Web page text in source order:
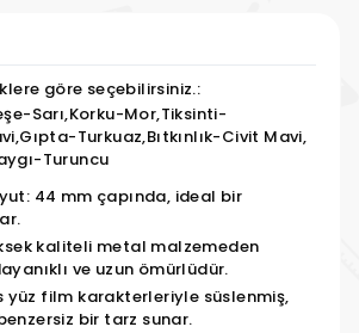
göre seçebilirsiniz.:
Sarı,Korku-Mor,Tiksinti-
Turkuaz,Bıtkınlık-Civit Mavi,
Turuncu
44 mm çapında, ideal bir
kaliteli metal malzemeden
ve uzun ömürlüdür.
yüz film karakterleriyle süslenmiş,
bir tarz sunar.